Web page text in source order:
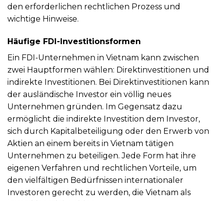
den erforderlichen rechtlichen Prozess und
wichtige Hinweise.
Häufige FDI-Investitionsformen
Ein FDI-Unternehmen in Vietnam kann zwischen
zwei Hauptformen wählen: Direktinvestitionen und
indirekte Investitionen. Bei Direktinvestitionen kann
der ausländische Investor ein völlig neues
Unternehmen gründen. Im Gegensatz dazu
ermöglicht die indirekte Investition dem Investor,
sich durch Kapitalbeteiligung oder den Erwerb von
Aktien an einem bereits in Vietnam tätigen
Unternehmen zu beteiligen. Jede Form hat ihre
eigenen Verfahren und rechtlichen Vorteile, um
den vielfältigen Bedürfnissen internationaler
Investoren gerecht zu werden, die Vietnam als